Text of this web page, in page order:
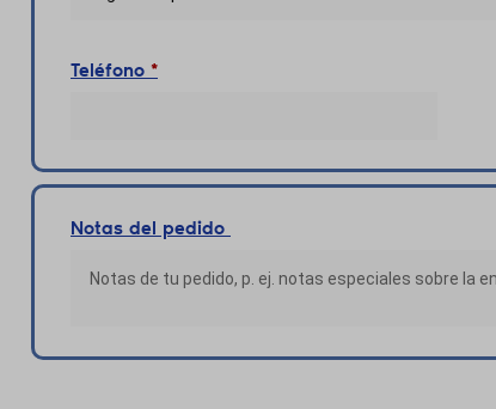
Teléfono *
Notas del pedido